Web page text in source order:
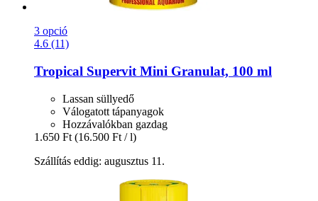
3 opció
4.6 (11)
Tropical Supervit Mini Granulat, 100 ml
Lassan süllyedő
Válogatott tápanyagok
Hozzávalókban gazdag
1.650 Ft (16.500 Ft / l)
Szállítás eddig: augusztus 11.